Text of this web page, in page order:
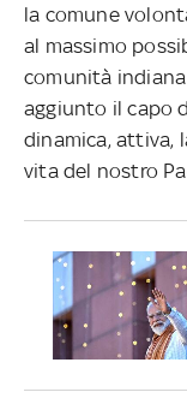
la comune
al massimo
comunità
aggiunto il capo
dinamica, attiva,
vita del nostro